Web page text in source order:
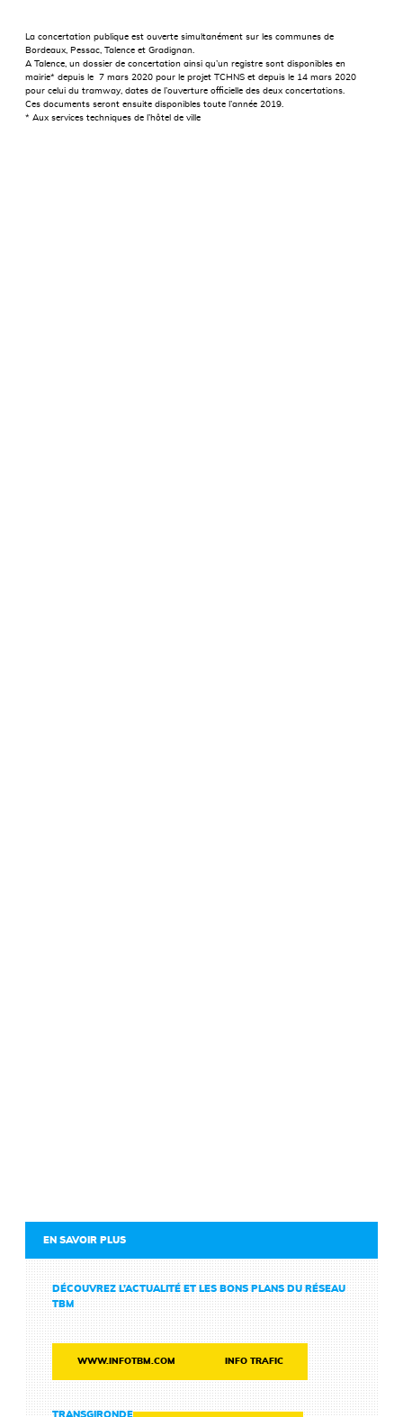
La concertation publique est ouverte simultanément sur les communes de
Bordeaux, Pessac, Talence et Gradignan.
A Talence, un dossier de concertation ainsi qu’un registre sont disponibles en
mairie* depuis le 7 mars 2020 pour le projet TCHNS et depuis le 14 mars 2020
pour celui du tramway, dates de l’ouverture officielle des deux concertations.
Ces documents seront ensuite disponibles toute l’année 2019.
* Aux services techniques de l’hôtel de ville
EN SAVOIR PLUS
DÉCOUVREZ L’ACTUALITÉ ET LES BONS PLANS DU RÉSEAU
TBM
WWW.INFOTBM.COM INFO TRAFIC
TRANSGIRONDE